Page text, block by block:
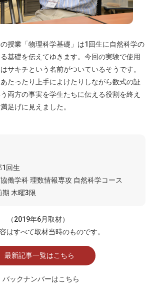
授業「物理科学基礎」は1回生に自然科学の
基礎を伝えてゆきます。今回の実験で使用
サキチという名前がついているそうです。
たったり上手によけたりしながら数式の証
両方の事実を学生たちに伝える役割を終え
足げに見えました。
1回生
働学科 理数情報専攻 自然科学コース
期 木曜3限
（2019年6月取材）
はすべて取材当時のものです。
最新記事一覧はこちら
バックナンバーはこちら